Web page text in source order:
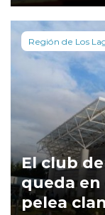
Región de Los
El club
queda
pelea